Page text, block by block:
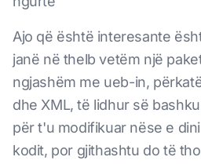
Ajo që është interesante
janë në thelb vetëm një
ngjashëm me ueb-in,
dhe XML, të lidhur së
për t'u modifikuar nëse e
kodit, por gjithashtu do të